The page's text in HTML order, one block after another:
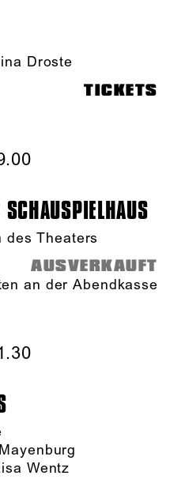
Droste
TICKETS
des Theaters
AUSVERKAUFT
an der Abendkasse
Wentz